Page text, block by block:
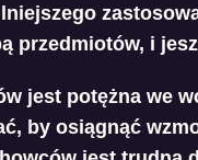
przedmiotów, i
jest potężna we
by osiągnąć